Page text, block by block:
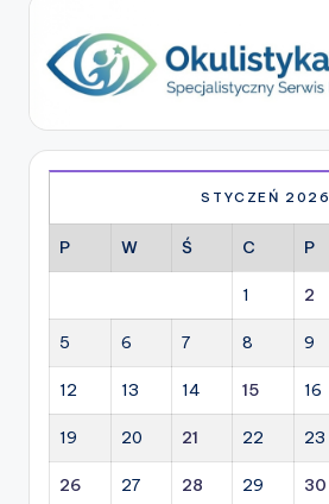
STYCZEŃ 2026
P W Ś C P
1 2
5 6 7 8 9
12 13 14 15 16
19 20 21 22 23
26 27 28 29 30